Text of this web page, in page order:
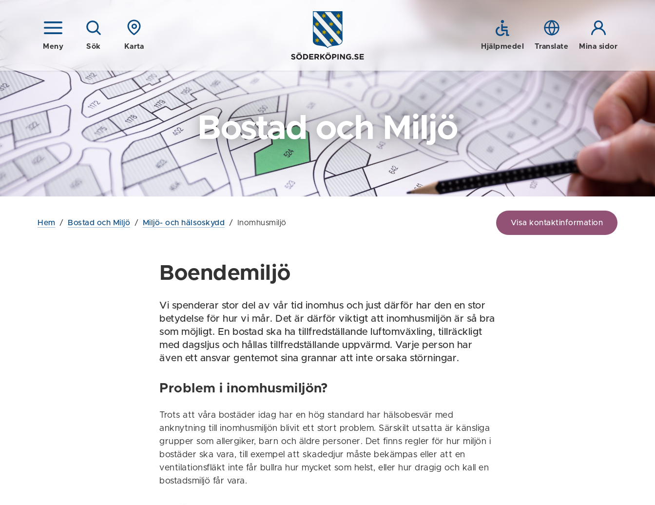
Meny Sök Karta Hjälpmedel Translate Mina sidor
Bostad och Miljö
Hem / Bostad och Miljö / Miljö- och hälsoskydd / Inomhusmiljö Visa kontaktinformation
Boendemiljö
Vi spenderar stor del av vår tid inomhus och just därför har den en stor
betydelse för hur vi mår. Det är därför viktigt att inomhusmiljön är så bra
som möjligt. En bostad ska ha tillfredställande luftomväxling, tillräckligt
med dagsljus och hållas tillfredställande uppvärmd. Varje person har
även ett ansvar gentemot sina grannar att inte orsaka störningar.
Problem i inomhusmiljön?
Trots att våra bostäder idag har en hög standard har hälsobesvär med
anknytning till inomhusmiljön blivit ett stort problem. Särskilt utsatta är känsliga
grupper som allergiker, barn och äldre personer. Det finns regler för hur miljön i
bostäder ska vara, till exempel att skadedjur måste bekämpas eller att en
ventilationsfläkt inte får bullra hur mycket som helst, eller hur dragig och kall en
bostadsmiljö får vara.